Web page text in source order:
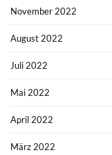
November 2022
August 2022
Juli 2022
Mai 2022
April 2022
März 2022